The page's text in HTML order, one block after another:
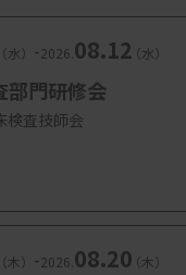
水） -2026. 08.12（水）
部門研修会
検査技師会
木） -2026. 08.20（木）